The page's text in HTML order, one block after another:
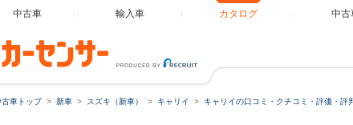
中古車 輸入車 カタログ 中古
古車トップ 新車 スズキ（新車） キャリイ キャリイの口コミ・クチコミ・評価・評